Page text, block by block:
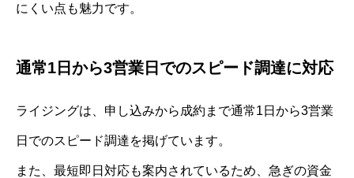
にくい点も魅力です。
通常1日から3営業日でのスピード調達に対応
ライジングは、申し込みから成約まで通常1日から3営業
日でのスピード調達を掲げています。
また、最短即日対応も案内されているため、急ぎの資金